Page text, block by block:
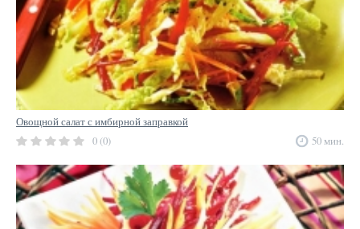
Овощной салат с имбирной заправкой
0 (0)
50 мин.